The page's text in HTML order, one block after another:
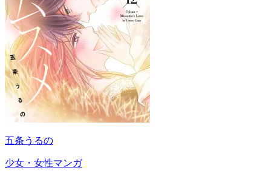
五条うるの
少女・女性マンガ